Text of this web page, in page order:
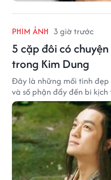
PHIM ẢNH 3 giờ trước
5 cặp đôi có
trong Kim Dung
Đây là những mối tình
và số phận đẩy đến bi